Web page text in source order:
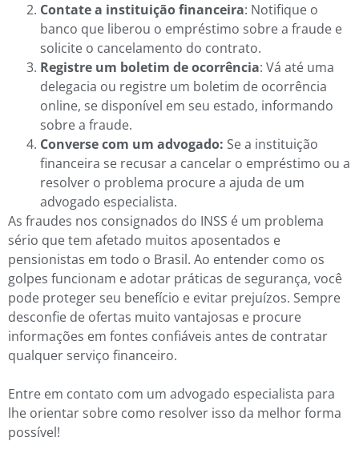
Contate a instituição financeira: Notifique o
banco que liberou o empréstimo sobre a fraude e
solicite o cancelamento do contrato.
Registre um boletim de ocorrência: Vá até uma
delegacia ou registre um boletim de ocorrência
online, se disponível em seu estado, informando
sobre a fraude.
Converse com um advogado: Se a instituição
financeira se recusar a cancelar o empréstimo ou a
resolver o problema procure a ajuda de um
advogado especialista.
As fraudes nos consignados do INSS é um problema
sério que tem afetado muitos aposentados e
pensionistas em todo o Brasil. Ao entender como os
golpes funcionam e adotar práticas de segurança, você
pode proteger seu benefício e evitar prejuízos. Sempre
desconfie de ofertas muito vantajosas e procure
informações em fontes confiáveis antes de contratar
qualquer serviço financeiro.
Entre em contato com um advogado especialista para
lhe orientar sobre como resolver isso da melhor forma
possível!